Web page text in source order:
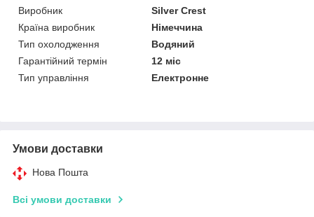
Виробник
Silver Crest
Країна виробник
Німеччина
Тип охолодження
Водяний
Гарантійний термін
12 міс
Тип управління
Електронне
Умови доставки
Нова Пошта
Всі умови доставки